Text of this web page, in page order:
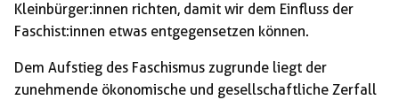
Kleinbürger:innen richten, damit wir dem Einfluss der
Faschist:innen etwas entgegensetzen können.
Dem Aufstieg des Faschismus zugrunde liegt der
zunehmende ökonomische und gesellschaftliche Zerfall